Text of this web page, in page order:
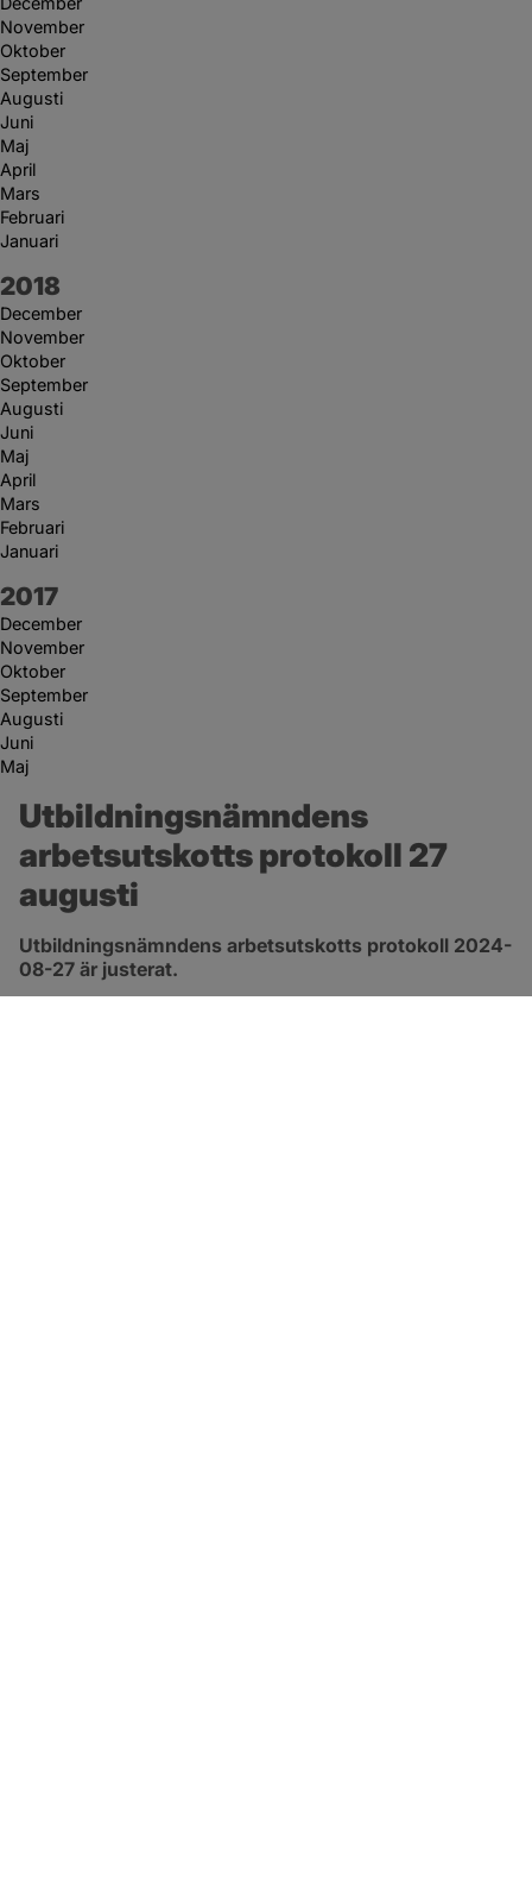
November
Oktober
September
Augusti
Juni
Maj
April
Mars
Februari
Januari
År:
2018
December
November
Oktober
September
Augusti
Juni
Maj
April
Mars
Februari
Januari
År:
2017
December
November
Oktober
September
Augusti
Juni
Maj
Utbildningsnämndens
arbetsutskotts protokoll 27
augusti
Utbildningsnämndens arbetsutskotts protokoll 2024-
08-27 är justerat.